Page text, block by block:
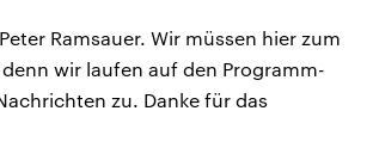
Ramsauer. Wir müssen hier zum
wir laufen auf den Programm-
zu. Danke für das